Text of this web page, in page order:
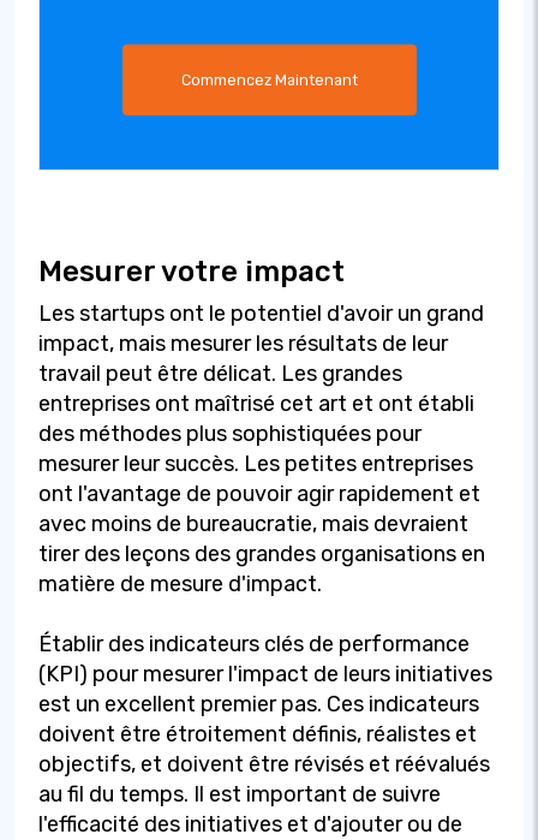
Commencez Maintenant
Mesurer votre impact
Les startups ont le potentiel d'avoir un grand
impact, mais mesurer les résultats de leur
travail peut être délicat. Les grandes
entreprises ont maîtrisé cet art et ont établi
des méthodes plus sophistiquées pour
mesurer leur succès. Les petites entreprises
ont l'avantage de pouvoir agir rapidement et
avec moins de bureaucratie, mais devraient
tirer des leçons des grandes organisations en
matière de mesure d'impact.
Établir des indicateurs clés de performance
(KPI) pour mesurer l'impact de leurs initiatives
est un excellent premier pas. Ces indicateurs
doivent être étroitement définis, réalistes et
objectifs, et doivent être révisés et réévalués
au fil du temps. Il est important de suivre
l'efficacité des initiatives et d'ajouter ou de